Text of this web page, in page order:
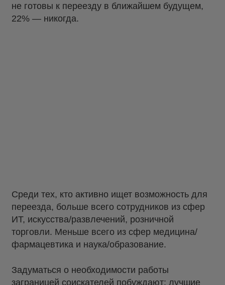
не готовы к переезду в ближайшем будущем,
22% — никогда.
Среди тех, кто активно ищет возможность для
переезда, больше всего сотрудников из сфер
ИТ, искусства/развлечений, розничной
торговли. Меньше всего из сфер медицина/
фармацевтика и наука/образование.
Задуматься о необходимости работы
заграницей соискателей побуждают: лучшие